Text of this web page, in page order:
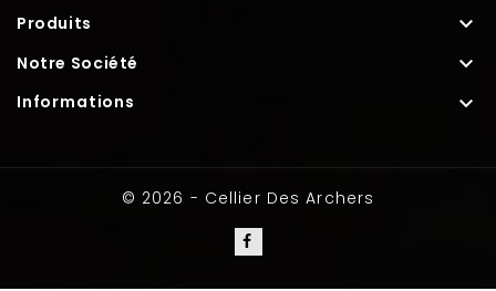
Produits 
Notre Société 
Informations 
© 2026 - Cellier Des Archers